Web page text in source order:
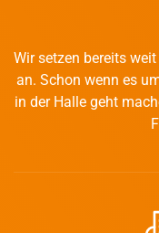
Wir setzen bereits
an. Schon wenn es
in der Halle geht